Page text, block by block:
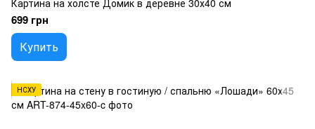
Картина на холсте Домик в деревне 30х40 см
699 грн
Купить
НСХУ